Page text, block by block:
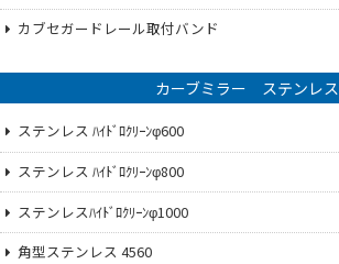
カブセガードレール取付バンド
カーブミラー ステンレス
ステンレス ﾊｲﾄﾞﾛｸﾘｰﾝφ600
ステンレス ﾊｲﾄﾞﾛｸﾘｰﾝφ800
ステンレスﾊｲﾄﾞﾛｸﾘｰﾝφ1000
角型ステンレス 4560